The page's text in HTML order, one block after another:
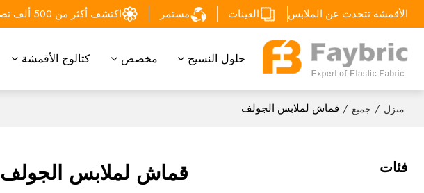
الأقمشة تتحدث عن الملابس العينات مستمر اكتشف أكثر من 500 ألف تصميم مطبوع
حلول النسيج مخصص كتالوج الأقمشة
منزل / جميع / قماش لملابس الجولف
قماش لملابس الجولف فئات